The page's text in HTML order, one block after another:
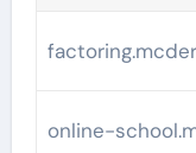
online-